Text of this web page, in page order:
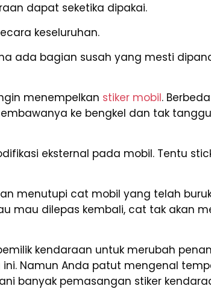
dapat seketika dipakai.
keseluruhan.
ada bagian susah yang mesti
menempelkan stiker mobil.
ke bengkel dan tak
eksternal pada mobil. Tentu
menutupi cat mobil yang telah
mau dilepas kembali, cat tak akan
kendaraan untuk merubah
Namun Anda patut mengenal
banyak pemasangan stiker